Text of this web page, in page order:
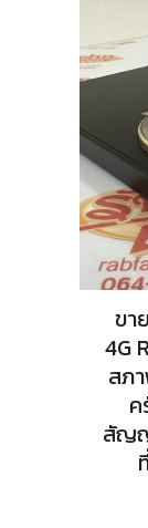
ขา
4G
สภ
ค
สัญญ